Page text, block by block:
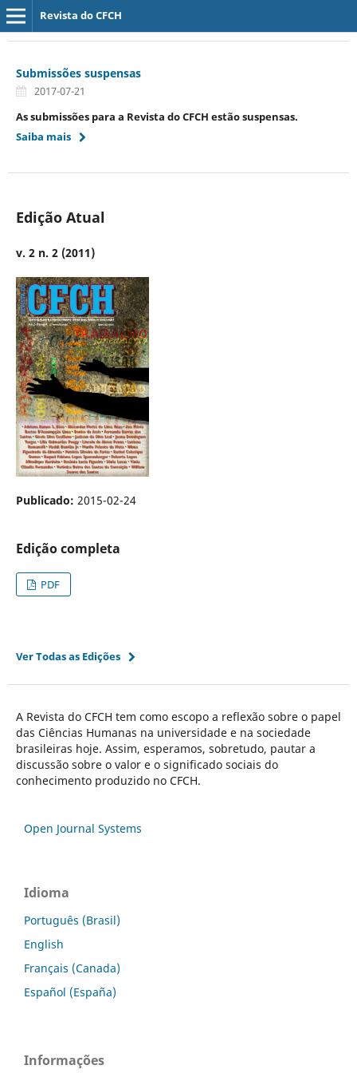
Revista do CFCH
Submissões suspensas
2017-07-21
As submissões para a Revista do CFCH estão suspensas.
Saiba mais
Edição Atual
v. 2 n. 2 (2011)
Publicado: 2015-02-24
Edição completa
PDF
Ver Todas as Edições
A Revista do CFCH tem como escopo a reflexão sobre o papel
das Ciências Humanas na universidade e na sociedade
brasileiras hoje. Assim, esperamos, sobretudo, pautar a
discussão sobre o valor e o significado sociais do
conhecimento produzido no CFCH.
Open Journal Systems
Idioma
Português (Brasil)
English
Français (Canada)
Español (España)
Informações